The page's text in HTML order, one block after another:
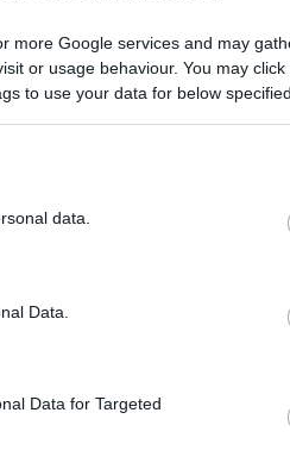
more Google services and may
or usage behaviour. You may
to use your data for below
data.
Data.
Data for Targeted
- Rejeka, Sibenik, Spalato,
Jablanica, Sarajevo, Jajce, Travnik,
- Lubiana, Jajce, Sarajevo, Mostar,